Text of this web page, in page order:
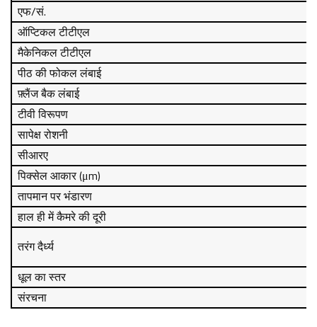
एफ/सं.
ऑप्टिकल टीटीएल
मैकेनिकल टीटीएल
पीठ की फोकल लंबाई
फ़्लैंज बैक लंबाई
टीवी विरूपण
सापेक्ष रोशनी
सीआरए
पिक्सेल आकार (μm)
तापमान पर भंडारण
हाल ही में कैमरे की दूरी
तरंग दैर्ध्य
धूल का स्तर
संरचना